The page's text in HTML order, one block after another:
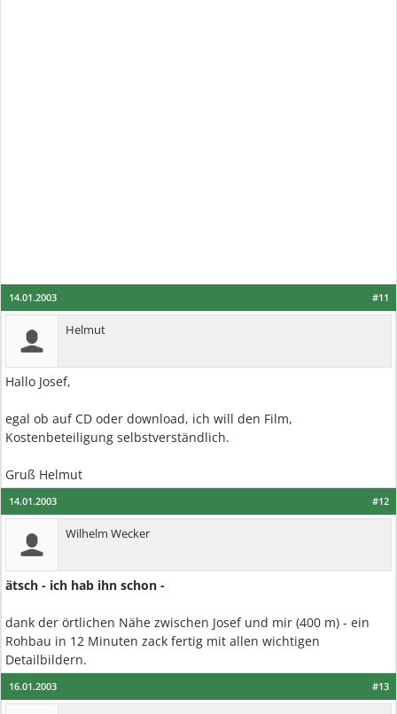
#11
14.01.2003
Helmut
Hallo Josef,
egal ob auf CD oder download, ich will den Film,
Kostenbeteiligung selbstverständlich.
Gruß Helmut
#12
14.01.2003
Wilhelm Wecker
ätsch - ich hab ihn schon -
dank der örtlichen Nähe zwischen Josef und mir (400 m) - ein
Rohbau in 12 Minuten zack fertig mit allen wichtigen
Detailbildern.
#13
16.01.2003